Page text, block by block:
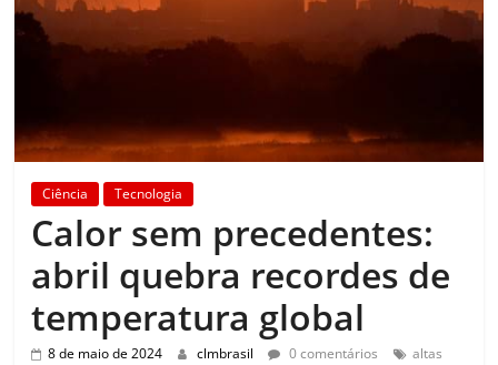
Ciência Tecnologia
Calor sem precedentes:
abril quebra recordes de
temperatura global
8 de maio de 2024 clmbrasil 0 comentários
altas